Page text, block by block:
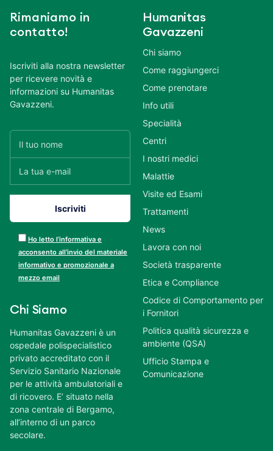
Rimaniamo in
contatto!
Iscriviti alla nostra newsletter
per ricevere novità e
informazioni su Humanitas
Gavazzeni.
Ho letto l’informativa e
acconsento all’invio del materiale
informativo e promozionale a
mezzo email
Chi Siamo
Humanitas Gavazzeni è un
ospedale polispecialistico
privato accreditato con il
Servizio Sanitario Nazionale
per le attività ambulatoriali e
di ricovero. E’ situato nella
zona centrale di Bergamo,
all’interno di un parco
secolare.
Humanitas
Gavazzeni
Chi siamo
Come raggiungerci
Come prenotare
Info utili
Specialità
Centri
I nostri medici
Malattie
Visite ed Esami
Trattamenti
News
Lavora con noi
Società trasparente
Etica e Compliance
Codice di Comportamento per
i Fornitori
Politica qualità sicurezza e
ambiente (QSA)
Ufficio Stampa e
Comunicazione